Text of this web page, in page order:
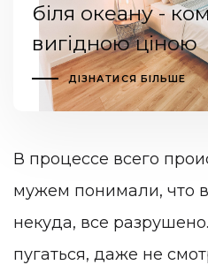
біля океану -
вигідною ціною
ДІЗНАТИСЯ БІЛЬШЕ
В процессе всего
мужем понимали, что
некуда, все
пугаться, даже не